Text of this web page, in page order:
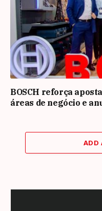
BOSCH reforça
áreas de negócio e
ADD